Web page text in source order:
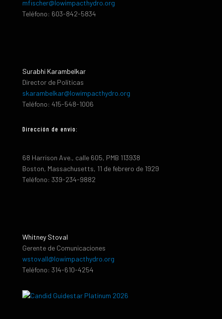
mfischer@lowimpacthydro.org
Teléfono: 603-842-5834
Surabhi Karambelkar
Director de Políticas
skarambelkar@lowimpacthydro.org
Teléfono: 415-548-1006
Dirección de envio:
68 Harrison Ave., calle 605, PMB 113938
Boston, Massachusetts, 11 de febrero de 1929
Teléfono: 339-234-9882
Whitney Stoval
Gerente de Comunicaciones
wstovall@lowimpacthydro.org
Teléfono: 314-610-4254